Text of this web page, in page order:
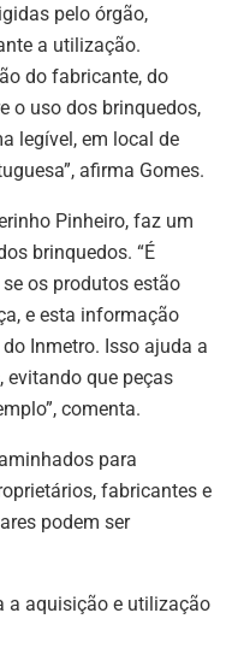
pelo órgão,
a utilização.
do fabricante, do
o uso dos brinquedos,
legível, em local de
afirma Gomes.
Pinheiro, faz um
brinquedos. “É
os produtos estão
e esta informação
Inmetro. Isso ajuda a
evitando que peças
comenta.
para
fabricantes e
podem ser
a aquisição e utilização